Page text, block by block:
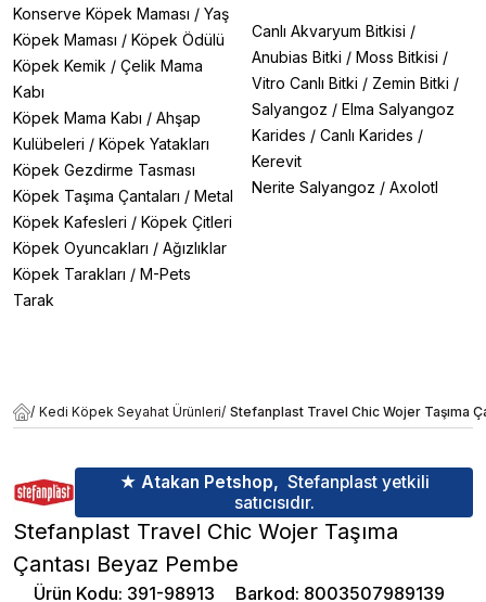
Konserve Köpek Maması / Yaş
Köpek Maması / Köpek Ödülü
Köpek Kemik / Çelik Mama
Kabı
Köpek Mama Kabı / Ahşap
Kulübeleri / Köpek Yatakları
Köpek Gezdirme Tasması
Köpek Taşıma Çantaları / Metal
Köpek Kafesleri / Köpek Çitleri
Köpek Oyuncakları / Ağızlıklar
Köpek Tarakları / M-Pets
Tarak
Canlı Akvaryum Bitkisi /
Anubias Bitki / Moss Bitkisi /
Vitro Canlı Bitki / Zemin Bitki /
Salyangoz / Elma Salyangoz
Karides / Canlı Karides /
Kerevit
Nerite Salyangoz / Axolotl
/ Kedi Köpek Seyahat Ürünleri/ Stefanplast Travel Chic Wojer Taşıma
★ Atakan Petshop, Stefanplast yetkili
satıcısıdır.
Stefanplast Travel Chic Wojer Taşıma
Çantası Beyaz Pembe
Ürün Kodu: 391-98913 Barkod: 8003507989139